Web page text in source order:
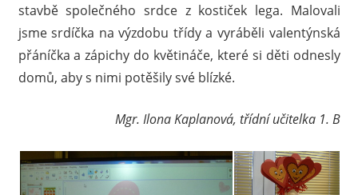
stavbě společného srdce z kostiček lega. Malovali
jsme srdíčka na výzdobu třídy a vyráběli valentýnská
přáníčka a zápichy do květináče, které si děti odnesly
domů, aby s nimi potěšily své blízké.
Mgr. Ilona Kaplanová, třídní učitelka 1. B